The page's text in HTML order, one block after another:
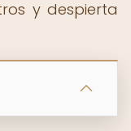
y despierta